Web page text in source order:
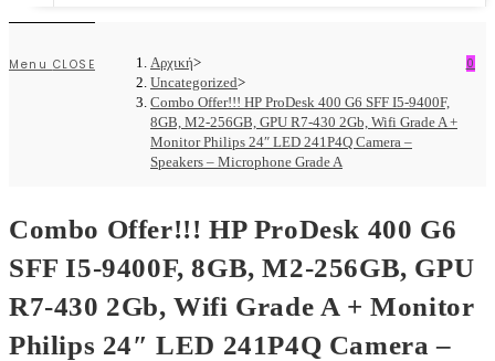
0
Menu CLOSE Αρχική>
Uncategorized>
Combo Offer!!! HP ProDesk 400 G6 SFF I5-9400F,
8GB, M2-256GB, GPU R7-430 2Gb, Wifi Grade A +
Monitor Philips 24″ LED 241P4Q Camera –
Speakers – Microphone Grade A
Combo Offer!!! HP ProDesk 400 G6
SFF I5-9400F, 8GB, M2-256GB, GPU
R7-430 2Gb, Wifi Grade A + Monitor
Philips 24″ LED 241P4Q Camera –